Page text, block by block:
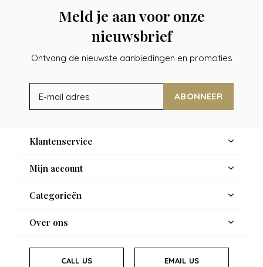
Meld je aan voor onze
nieuwsbrief
Ontvang de nieuwste aanbiedingen en promoties
ABONNEER
Klantenservice
Mijn account
Categorieën
Over ons
CALL US EMAIL US